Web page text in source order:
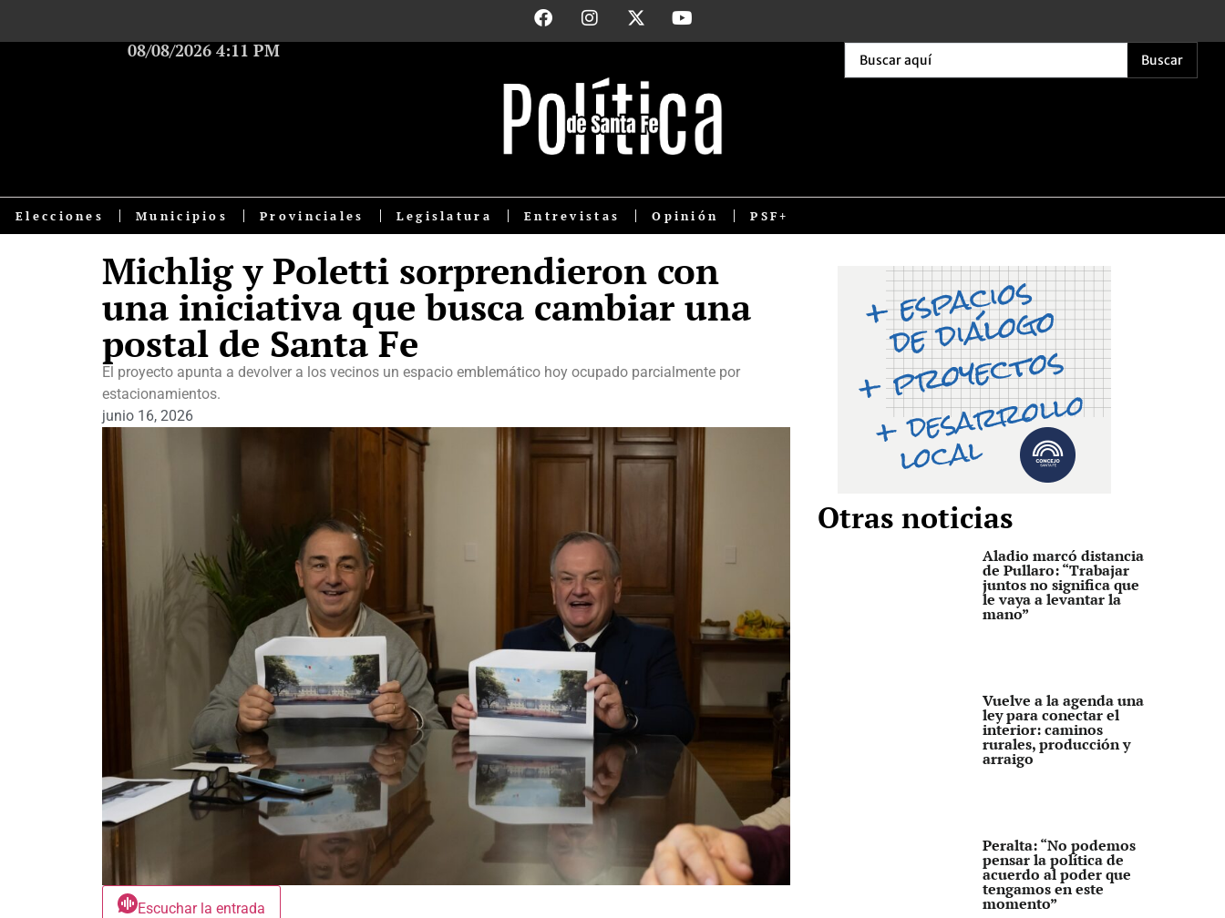
08/08/2026 4:11 PM Buscar
Elecciones Municipios Provinciales Legislatura Entrevistas Opinión PSF+
Michlig y Poletti sorprendieron con
una iniciativa que busca cambiar una
postal de Santa Fe
El proyecto apunta a devolver a los vecinos un espacio emblemático hoy ocupado parcialmente por
estacionamientos.
junio 16, 2026
Escuchar la entrada
Otras noticias
Aladio marcó distancia
de Pullaro: “Trabajar
juntos no significa que
le vaya a levantar la
mano”
Vuelve a la agenda una
ley para conectar el
interior: caminos
rurales, producción y
arraigo
Peralta: “No podemos
pensar la política de
acuerdo al poder que
tengamos en este
momento”